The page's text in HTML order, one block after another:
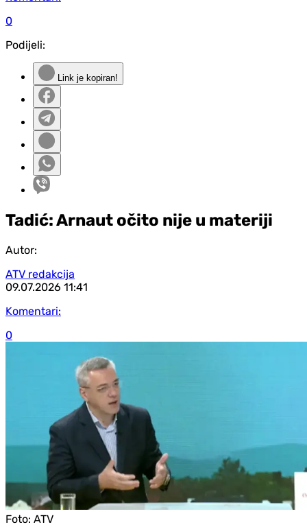
0
Podijeli:
Link je kopiran!
Tadić: Arnaut očito nije u materiji
Autor:
ATV redakcija
09.07.2026 11:41
Komentari:
0
Foto: ATV